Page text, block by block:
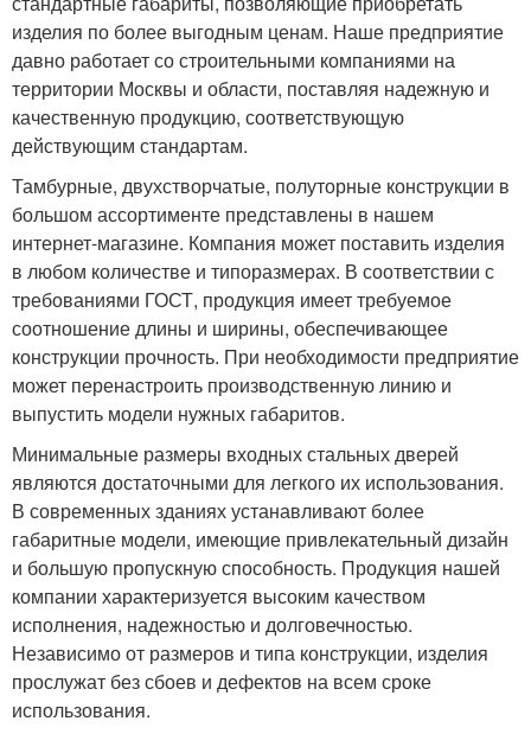
изделия по более выгодным ценам. Наше предприятие
давно работает со строительными компаниями на
территории Москвы и области, поставляя надежную и
качественную продукцию, соответствующую
действующим стандартам.
Тамбурные, двухстворчатые, полуторные конструкции в
большом ассортименте представлены в нашем
интернет-магазине. Компания может поставить изделия
в любом количестве и типоразмерах. В соответствии с
требованиями ГОСТ, продукция имеет требуемое
соотношение длины и ширины, обеспечивающее
конструкции прочность. При необходимости предприятие
может перенастроить производственную линию и
выпустить модели нужных габаритов.
Минимальные размеры входных стальных дверей
являются достаточными для легкого их использования.
В современных зданиях устанавливают более
габаритные модели, имеющие привлекательный дизайн
и большую пропускную способность. Продукция нашей
компании характеризуется высоким качеством
исполнения, надежностью и долговечностью.
Независимо от размеров и типа конструкции, изделия
прослужат без сбоев и дефектов на всем сроке
использования.